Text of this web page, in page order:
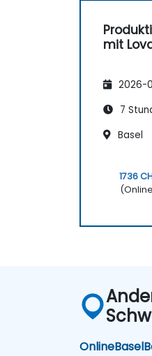
mit
2026-
7
Basel
1736
OnlineBasel